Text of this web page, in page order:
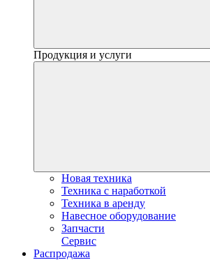
Продукция и услуги
Новая техника
Техника с наработкой
Техника в аренду
Навесное оборудование
Запчасти
Сервис
Распродажа